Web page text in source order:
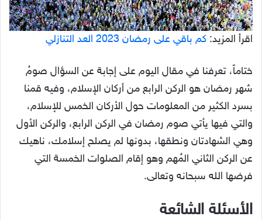
اقرأ المزيد: كم باقي على رمضان 2023 العد التنازلي
ختاماً، تعرفنا في مقال اليوم على إجابة عن السؤال صومُ
شهر رمضان هو الركن الرابع من أركان الإسلام، وفيه قمنا
بسرد الكثير من المعلومات حول الأركان الخمس للإسلام،
والتي فيها يأتي صوم رمضان في الركن الرابع، والركن الأول
وهي الشهادتان ونطقها، بدونها لم يصلح إسلامك، ناهيك
عن الركن الثاني المُهم وهو إقام الصلوات الخمسة التي
فرضها الله سبحانه وتعالى.
الأسئلة الشائعة